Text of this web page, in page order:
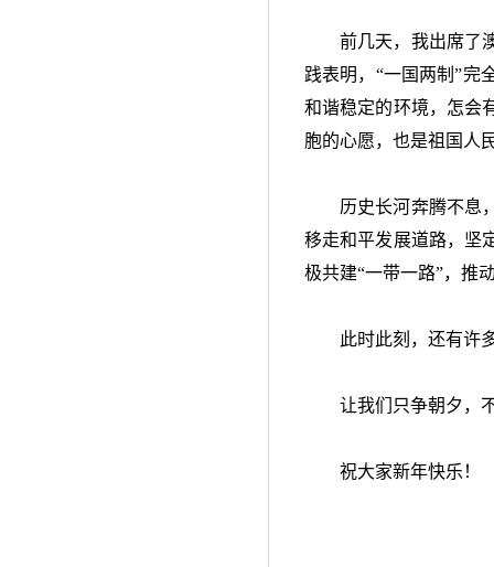
前几天，我出席了
践表明， “一国两制”完
和谐稳定的环境，怎会
胞的心愿，也是祖国人
历史长河奔腾不息
移走和平发展道路，坚
极共建“一带一路”，推
此时此刻，还有许
让我们只争朝夕，
祝大家新年快乐！